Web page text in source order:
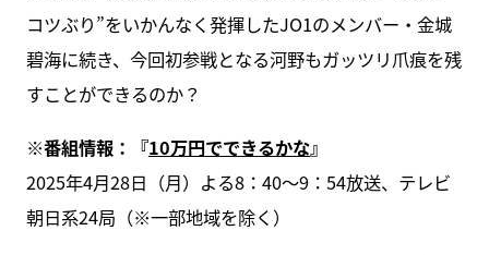
コツぶり”をいかんなく発揮したJO1のメンバー・金城
碧海に続き、今回初参戦となる河野もガッツリ爪痕を残
すことができるのか？
※番組情報：『10万円でできるかな』
2025年4月28日（月）よる8：40～9：54放送、テレビ
朝日系24局（※一部地域を除く）